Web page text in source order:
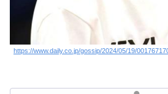
https://www.daily.co.jp/gossip/2024/05/19/